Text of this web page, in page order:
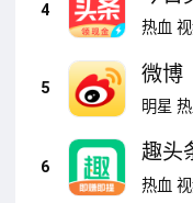
4
热血
5
微博
明星
6
趣头
包）
热血